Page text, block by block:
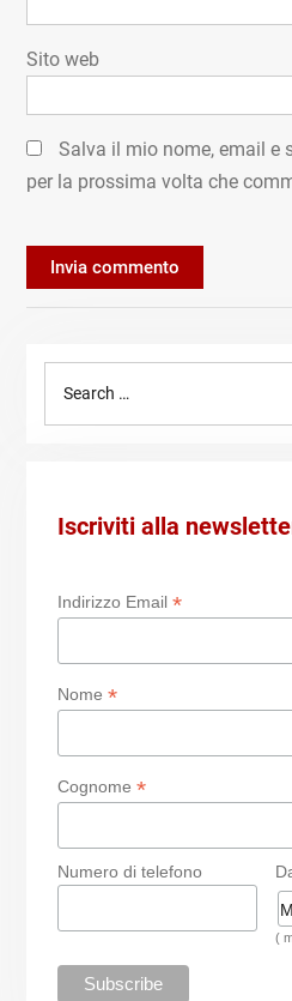
Sito web
Salva il mio nome, email e
per la prossima volta che
Iscriviti alla
Indirizzo Email *
Nome *
Cognome *
Numero di telefono
(